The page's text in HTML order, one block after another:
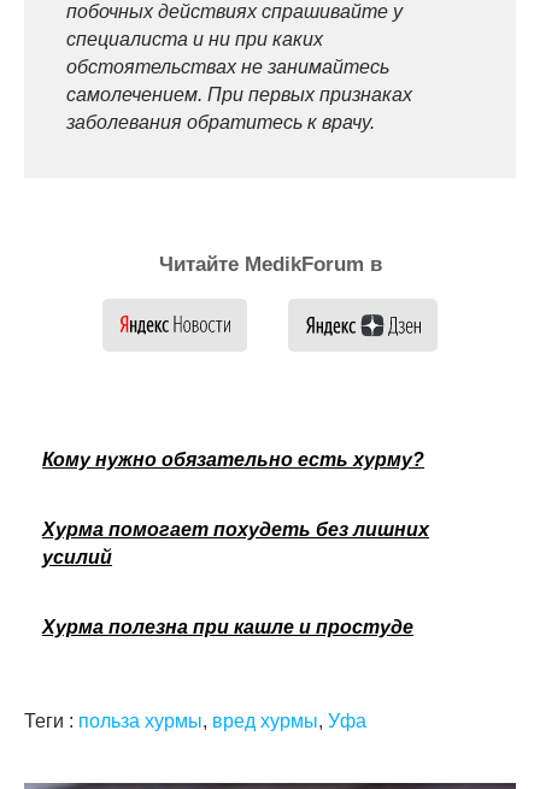
побочных действиях спрашивайте у
специалиста и ни при каких
обстоятельствах не занимайтесь
самолечением. При первых признаках
заболевания обратитесь к врачу.
Читайте MedikForum в
Кому нужно обязательно есть хурму?
Хурма помогает похудеть без лишних
усилий
Хурма полезна при кашле и простуде
Теги : польза хурмы, вред хурмы, Уфа